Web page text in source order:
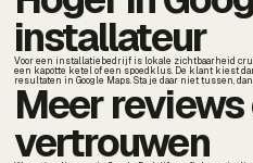
installateur
Voor een installatiebedrijf is lokale zichtbaarheid
een kapotte ketel of een spoedklus. De klant kiest
resultaten in Google Maps. Sta je daar niet tussen,
Meer reviews
vertrouwen